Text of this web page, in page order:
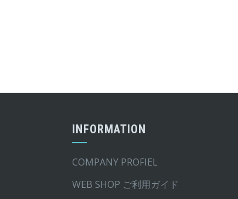
INFORMATION
COMPANY PROFIEL
WEB SHOP ご利用ガイド